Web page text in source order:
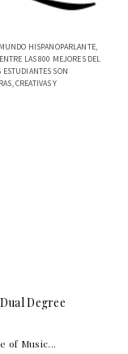
HISPANOPARLANTE,
LAS 800 MEJORES DEL
SON
CREATIVAS Y
Degree
of Music...